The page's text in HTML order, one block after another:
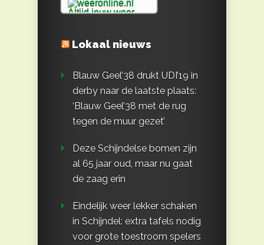
Lokaal nieuws
Blauw Geel’38 drukt UDI’19 in
derby naar de laatste plaats:
‘Blauw Geel’38 met de rug
tegen de muur gezet’
Deze Schijndelse bomen zijn
al 65 jaar oud, maar nu gaat
de zaag erin
Eindelijk weer lekker schaken
in Schijndel: extra tafels nodig
voor grote toestroom spelers